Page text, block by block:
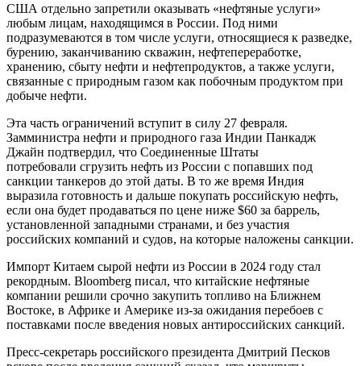
США отдельно запретили оказывать «нефтяные услуги»
любым лицам, находящимся в России. Под ними
подразумеваются в том числе услуги, относящиеся к разведке,
бурению, заканчиванию скважин, нефтепереработке,
хранению, сбыту нефти и нефтепродуктов, а также услуги,
связанные с природным газом как побочным продуктом при
добыче нефти.
Эта часть ограничений вступит в силу 27 февраля.
Замминистра нефти и природного газа Индии Панкадж
Джайн подтвердил, что Соединенные Штаты
потребовали cгрузить нефть из России с попавших под
санкции танкеров до этой даты. В то же время Индия
выразила готовность и дальше покупать российскую нефть,
если она будет продаваться по цене ниже $60 за баррель,
установленной западными странами, и без участия
российских компаний и судов, на которые наложены санкции.
Импорт Китаем сырой нефти из России в 2024 году стал
рекордным. Bloomberg писал, что китайские нефтяные
компании решили срочно закупить топливо на Ближнем
Востоке, в Африке и Америке из-за ожидания перебоев с
поставками после введения новых антироссийских санкций.
Пресс-секретарь российского президента Дмитрий Песков